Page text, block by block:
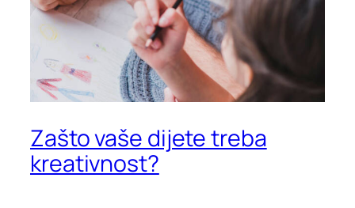
Zašto vaše dijete treba
kreativnost?